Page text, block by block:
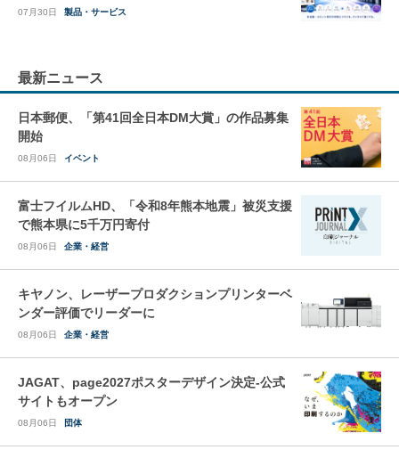
07月30日 製品・サービス
最新ニュース
日本郵便、「第41回全日本DM大賞」の作品募集
開始
08月06日 イベント
富士フイルムHD、「令和8年熊本地震」被災支援
で熊本県に5千万円寄付
08月06日 企業・経営
キヤノン、レーザープロダクションプリンターベ
ンダー評価でリーダーに
08月06日 企業・経営
JAGAT、page2027ポスターデザイン決定-公式
サイトもオープン
08月06日 団体